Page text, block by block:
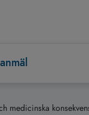
medicinska